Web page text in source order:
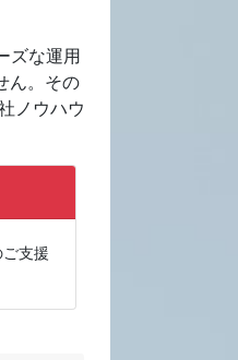
ズな運用
ん。その
ノウハウ
支援